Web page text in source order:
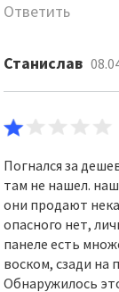
Ответить
Станислав
Погнался за
там не нашел.
они продают
опасного нет,
панеле есть
воском, сзади на
Обнаружилось